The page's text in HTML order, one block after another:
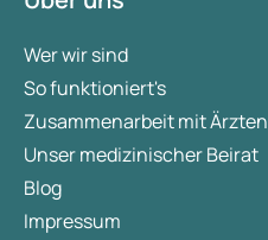
Wer wir sind
So funktioniert's
Zusammenarbeit mit Ärzten
Unser medizinischer Beirat
Blog
Impressum